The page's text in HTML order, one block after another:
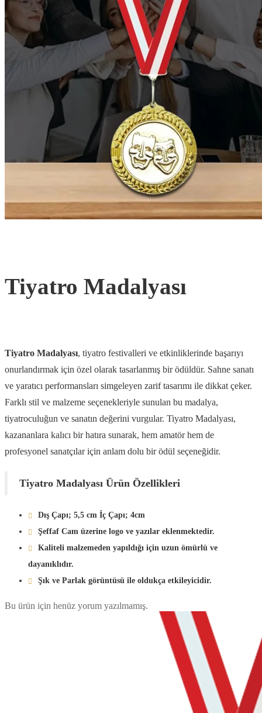
Tiyatro Madalyası
Tiyatro Madalyası, tiyatro festivalleri ve etkinliklerinde başarıyı
onurlandırmak için özel olarak tasarlanmış bir ödüldür. Sahne sanatı
ve yaratıcı performansları simgeleyen zarif tasarımı ile dikkat çeker.
Farklı stil ve malzeme seçenekleriyle sunulan bu madalya,
tiyatroculuğun ve sanatın değerini vurgular. Tiyatro Madalyası,
kazananlara kalıcı bir hatıra sunarak, hem amatör hem de
profesyonel sanatçılar için anlam dolu bir ödül seçeneğidir.
Tiyatro Madalyası Ürün Özellikleri
Dış Çapı; 5,5 cm İç Çapı; 4cm
Şeffaf Cam üzerine logo ve yazılar eklenmektedir.
Kaliteli malzemeden yapıldığı için uzun ömürlü ve
dayanıklıdır.
Şık ve Parlak görüntüsü ile oldukça etkileyicidir.
Bu ürün için henüz yorum yazılmamış.